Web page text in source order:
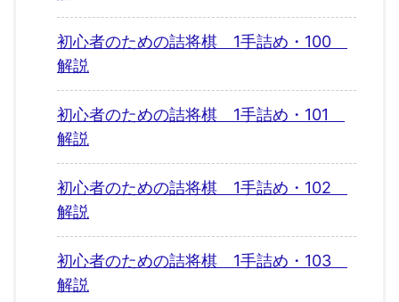
初心者のための詰将棋 1手詰め・100
解説
初心者のための詰将棋 1手詰め・101
解説
初心者のための詰将棋 1手詰め・102
解説
初心者のための詰将棋 1手詰め・103
解説